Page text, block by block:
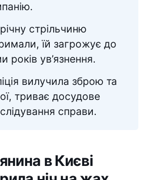
стрільчиню
їй загрожує до
років ув’язнення.
вилучила зброю та
триває досудове
справи.
в Києві